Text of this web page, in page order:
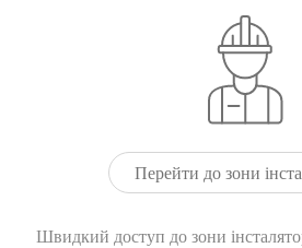
Перейти до зони
Швидкий доступ до зони